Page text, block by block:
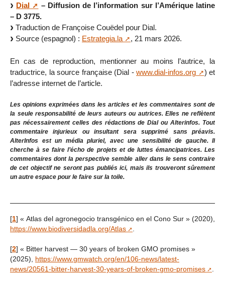
Dial
– Diffusion de l’information sur l’Amérique latine
– D 3775.
Traduction de Françoise Couëdel pour Dial.
Source (espagnol) : Estrategia.la , 21 mars 2026.
En cas de reproduction, mentionner au moins l’autrice, la
traductrice, la source française (Dial - www.dial-infos.org
) et
l’adresse internet de l’article.
Les opinions exprimées dans les articles et les commentaires sont de
la seule responsabilité de leurs auteurs ou autrices. Elles ne reflètent
pas nécessairement celles des rédactions de Dial ou Alterinfos. Tout
commentaire injurieux ou insultant sera supprimé sans préavis.
AlterInfos est un média pluriel, avec une sensibilité de gauche. Il
cherche à se faire l’écho de projets et de luttes émancipatrices. Les
commentaires dont la perspective semble aller dans le sens contraire
de cet objectif ne seront pas publiés ici, mais ils trouveront sûrement
un autre espace pour le faire sur la toile.
[1] « Atlas del agronegocio transgénico en el Cono Sur » (2020),
https://www.biodiversidadla.org/Atlas
[2] « Bitter harvest — 30 years of broken GMO promises »
(2025), https://www.gmwatch.org/en/106-news/latest-
news/20561-bitter-harvest-30-years-of-broken-gmo-promises
.